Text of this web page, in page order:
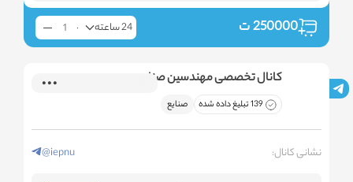
250000ت 24 ساعته
کانال تخصصی مهندسین صنایع
139 تبلیغ داده شده صنایع
نشانی کانال: @iepnu